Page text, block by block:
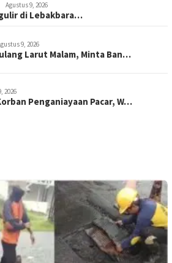
Agustus 9, 2026
di Lebakbara…
9, 2026
Larut Malam, Minta Ban…
2026
Penganiayaan Pacar, W…